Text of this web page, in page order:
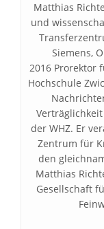
Matthias
und
Siemens,
2016 Prorektor
Hochschule
der WHZ. Er
Zentrum für
den
Matthias
Gesellschaft